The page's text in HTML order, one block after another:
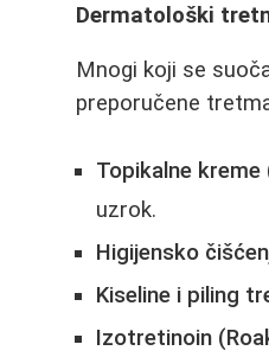
Dermatološki
Mnogi koji se
preporučene
Topikalne kreme
uzrok.
Higijensko
Kiseline i piling
Izotretinoin